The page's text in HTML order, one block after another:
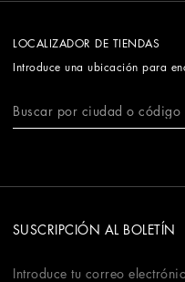
LOCALIZADOR DE TIENDAS
Introduce una ubicación para
SUSCRIPCIÓN AL BOLETÍN